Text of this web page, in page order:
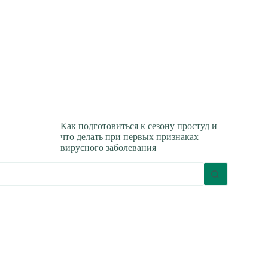
Как подготовиться к сезону простуд и
что делать при первых признаках
вирусного заболевания